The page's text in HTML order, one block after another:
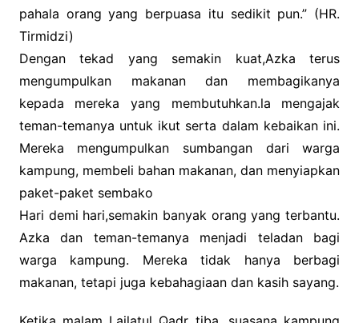
pahala orang yang berpuasa itu sedikit pun.” (HR.
Tirmidzi)
Dengan tekad yang semakin kuat,Azka terus
mengumpulkan makanan dan membagikanya
kepada mereka yang membutuhkan.la mengajak
teman-temanya untuk ikut serta dalam kebaikan ini.
Mereka mengumpulkan sumbangan dari warga
kampung, membeli bahan makanan, dan menyiapkan
paket-paket sembako
Hari demi hari,semakin banyak orang yang terbantu.
Azka dan teman-temanya menjadi teladan bagi
warga kampung. Mereka tidak hanya berbagi
makanan, tetapi juga kebahagiaan dan kasih sayang.